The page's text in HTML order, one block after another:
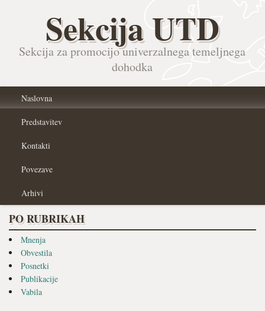
Sekcija UTD
Sekcija za promocijo univerzalnega temeljnega
dohodka
Naslovna
Predstavitev
Kontakti
Povezave
Arhivi
PO RUBRIKAH
Mnenja
Obvestila
Posnetki
Publikacije
Vabila